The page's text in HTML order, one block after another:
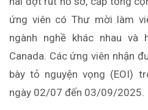
ứng viên có Thư mời làm
ngành nghề khác nhau và
Canada. Các ứng viên nhận
bày tỏ nguyện vọng (EOI)
ngày 02/07 đến 03/09/2025.